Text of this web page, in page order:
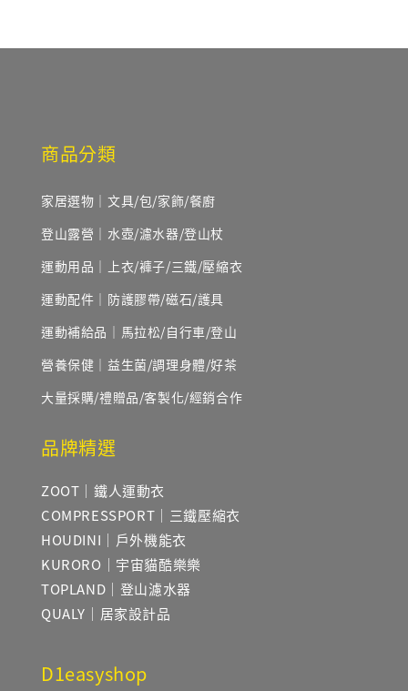
商品分類
家居選物｜文具/包/家飾/餐廚
登山露營｜水壺/濾水器/登山杖
運動用品｜上衣/褲子/三鐵/壓縮衣
運動配件｜防護膠帶/磁石/護具
運動補給品｜馬拉松/自行車/登山
營養保健｜益生菌/調理身體/好茶
大量採購/禮贈品/客製化/經銷合作
品牌精選
ZOOT｜鐵人運動衣
COMPRESSPORT｜三鐵壓縮衣
HOUDINI｜戶外機能衣
KURORO｜宇宙貓酷樂樂
TOPLAND｜登山濾水器
QUALY｜居家設計品
D1easyshop